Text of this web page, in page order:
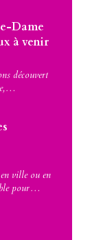
Dame
à venir
découvert
ville ou en
pour…